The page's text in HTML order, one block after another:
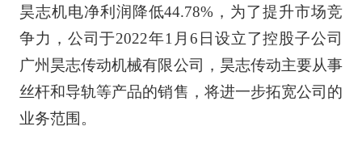
昊志机电净利润降低44.78%，为了提升市场竞
争力，公司于2022年1月6日设立了控股子公司
广州昊志传动机械有限公司，昊志传动主要从事
丝杆和导轨等产品的销售，将进一步拓宽公司的
业务范围。